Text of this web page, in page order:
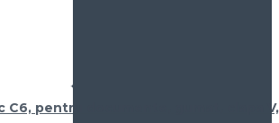
C6, pentru documente, gumat, clapa